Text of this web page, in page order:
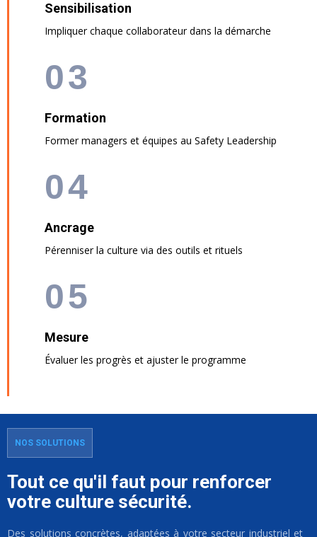
Sensibilisation
Impliquer chaque collaborateur dans la démarche
03
Formation
Former managers et équipes au Safety Leadership
04
Ancrage
Pérenniser la culture via des outils et rituels
05
Mesure
Évaluer les progrès et ajuster le programme
NOS SOLUTIONS
Tout ce qu'il faut pour renforcer
votre culture sécurité.
Des solutions concrètes, adaptées à votre secteur industriel et